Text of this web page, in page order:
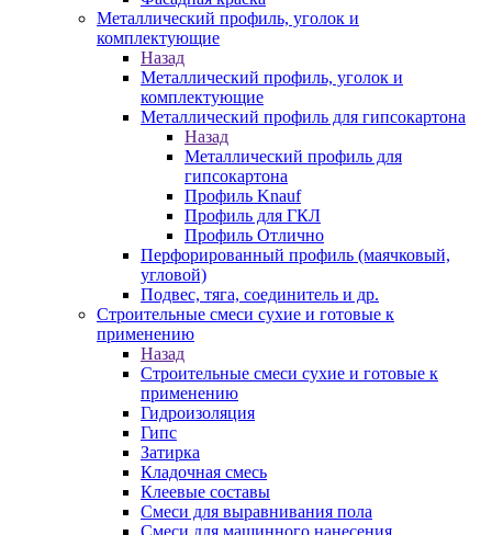
Металлический профиль, уголок и
комплектующие
Назад
Металлический профиль, уголок и
комплектующие
Металлический профиль для гипсокартона
Назад
Металлический профиль для
гипсокартона
Профиль Knauf
Профиль для ГКЛ
Профиль Отлично
Перфорированный профиль (маячковый,
угловой)
Подвес, тяга, соединитель и др.
Строительные смеси сухие и готовые к
применению
Назад
Строительные смеси сухие и готовые к
применению
Гидроизоляция
Гипс
Затирка
Кладочная смесь
Клеевые составы
Смеси для выравнивания пола
Смеси для машинного нанесения